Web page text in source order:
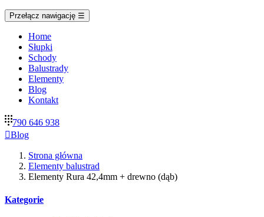
Przełącz nawigację ☰
Home
Słupki
Schody
Balustrady
Elementy
Blog
Kontakt
790 646 938
Blog
Strona główna
Elementy balustrad
Elementy Rura 42,4mm + drewno (dąb)
Kategorie